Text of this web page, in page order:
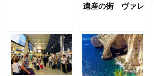
遺産の街 ヴァレ